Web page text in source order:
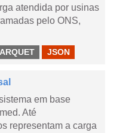
atendida por usinas
pelo ONS,
JSON
em base
Até
representam a carga